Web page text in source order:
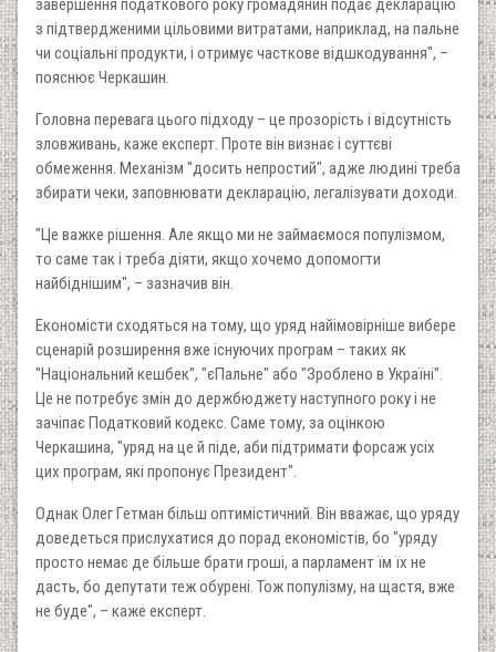
завершення податкового року громадянин подає декларацію
з підтвердженими цільовими витратами, наприклад, на пальне
чи соціальні продукти, і отримує часткове відшкодування", –
пояснює Черкашин.
Головна перевага цього підходу – це прозорість і відсутність
зловживань, каже експерт. Проте він визнає і суттєві
обмеження. Механізм "досить непростий", адже людині треба
збирати чеки, заповнювати декларацію, легалізувати доходи.
"Це важке рішення. Але якщо ми не займаємося популізмом,
то саме так і треба діяти, якщо хочемо допомогти
найбіднішим", – зазначив він.
Економісти сходяться на тому, що уряд найімовірніше вибере
сценарій розширення вже існуючих програм – таких як
"Національний кешбек", "єПальне" або "Зроблено в Україні".
Це не потребує змін до держбюджету наступного року і не
зачіпає Податковий кодекс. Саме тому, за оцінкою
Черкашина, "уряд на це й піде, аби підтримати форсаж усіх
цих програм, які пропонує Президент".
Однак Олег Гетман більш оптимістичний. Він вважає, що уряду
доведеться прислухатися до порад економістів, бо "уряду
просто немає де більше брати гроші, а парламент їм їх не
дасть, бо депутати теж обурені. Тож популізму, на щастя, вже
не буде", – каже експерт.